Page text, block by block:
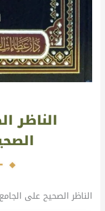
الناظر
الصحيح \
الناظر الصحيح على الجامع